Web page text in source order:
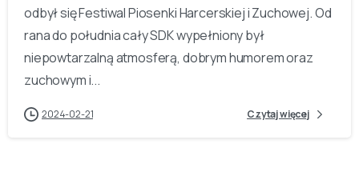
odbył się Festiwal Piosenki Harcerskiej i Zuchowej. Od
rana do południa cały SDK wypełniony był
niepowtarzalną atmosferą, dobrym humorem oraz
zuchowym i...
2024-02-21 Czytaj więcej